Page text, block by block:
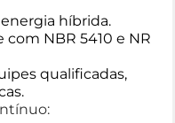
energia híbrida.
NBR 5410 e NR
qualificadas,